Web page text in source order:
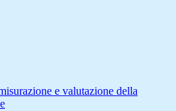
e valutazione della